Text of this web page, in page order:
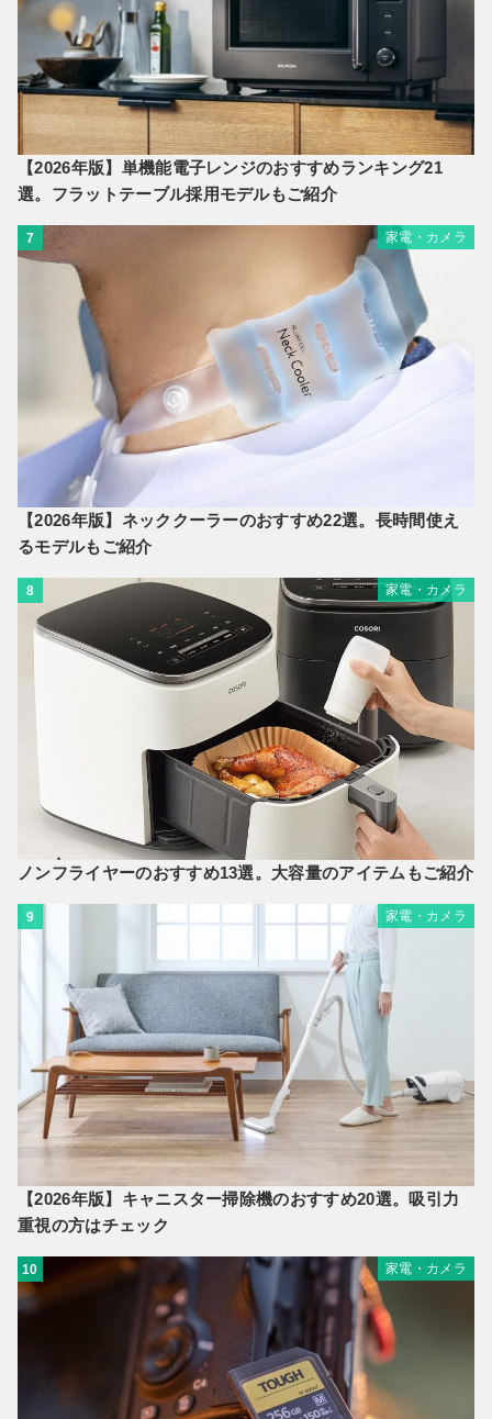
【2026年版】単機能電子レンジのおすすめランキング21
選。フラットテーブル採用モデルもご紹介
7 家電・カメラ
【2026年版】ネッククーラーのおすすめ22選。長時間使え
るモデルもご紹介
8 家電・カメラ
ノンフライヤーのおすすめ13選。大容量のアイテムもご紹介
9 家電・カメラ
【2026年版】キャニスター掃除機のおすすめ20選。吸引力
重視の方はチェック
10 家電・カメラ